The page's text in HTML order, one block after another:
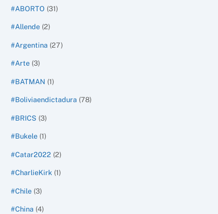
#ABORTO (31)
#Allende (2)
#Argentina (27)
#Arte (3)
#BATMAN (1)
#Boliviaendictadura (78)
#BRICS (3)
#Bukele (1)
#Catar2022 (2)
#CharlieKirk (1)
#Chile (3)
#China (4)